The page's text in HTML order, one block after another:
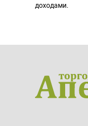
доходами.